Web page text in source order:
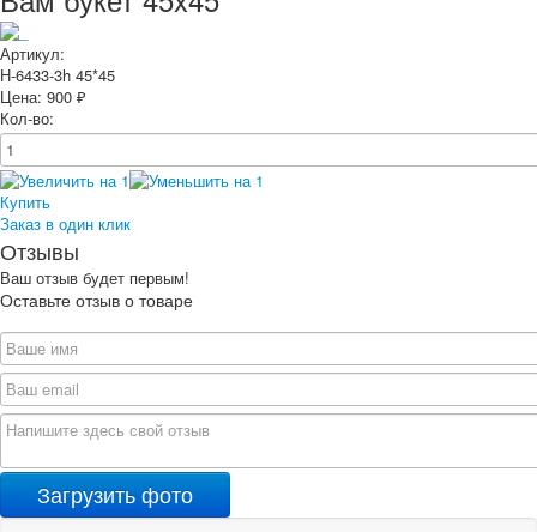
Артикул:
Н-6433-3h 45*45
Цена: 900 ₽
Кол-во:
Купить
Заказ в один клик
Отзывы
Ваш отзыв будет первым!
Оставьте отзыв о товаре
Загрузить фото